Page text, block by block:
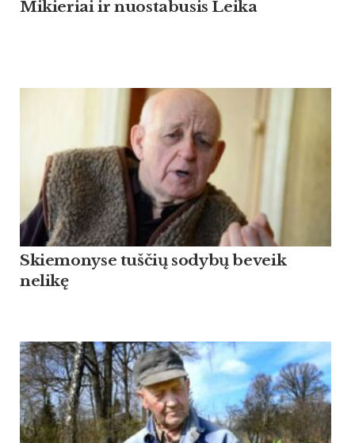
Mikieriai ir nuostabusis Leika
Skiemonyse tuščių sodybų beveik
nelikę